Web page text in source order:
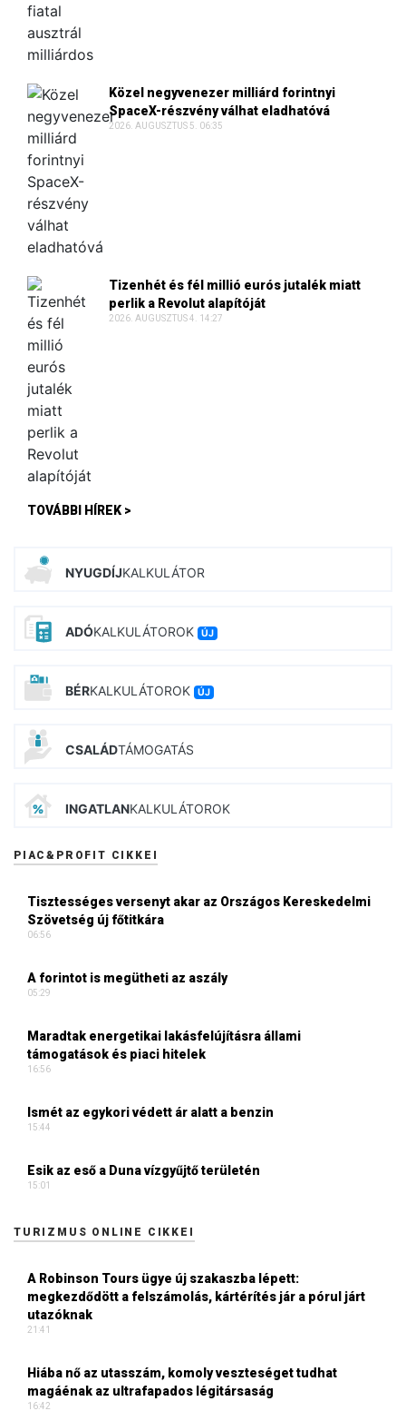
Közel negyvenezer milliárd forintnyi
SpaceX-részvény válhat eladhatóvá
2026. AUGUSZTUS 5. 06:35
Tizenhét és fél millió eurós jutalék miatt
perlik a Revolut alapítóját
2026. AUGUSZTUS 4. 14:27
TOVÁBBI HÍREK >
NYUGDÍJKALKULÁTOR
ADÓKALKULÁTOROK ÚJ
BÉRKALKULÁTOROK ÚJ
CSALÁDTÁMOGATÁS
INGATLANKALKULÁTOROK
PIAC&PROFIT CIKKEI
Tisztességes versenyt akar az Országos Kereskedelmi
Szövetség új főtitkára
06:56
A forintot is megütheti az aszály
05:29
Maradtak energetikai lakásfelújításra állami
támogatások és piaci hitelek
16:56
Ismét az egykori védett ár alatt a benzin
15:44
Esik az eső a Duna vízgyűjtő területén
15:01
TURIZMUS ONLINE CIKKEI
A Robinson Tours ügye új szakaszba lépett:
megkezdődött a felszámolás, kártérítés jár a pórul járt
utazóknak
21:41
Hiába nő az utasszám, komoly veszteséget tudhat
magáénak az ultrafapados légitársaság
16:42